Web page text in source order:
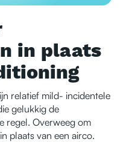
in plaats
relatief mild- incidentele
gelukkig de
regel. Overweeg om
plaats van een airco.